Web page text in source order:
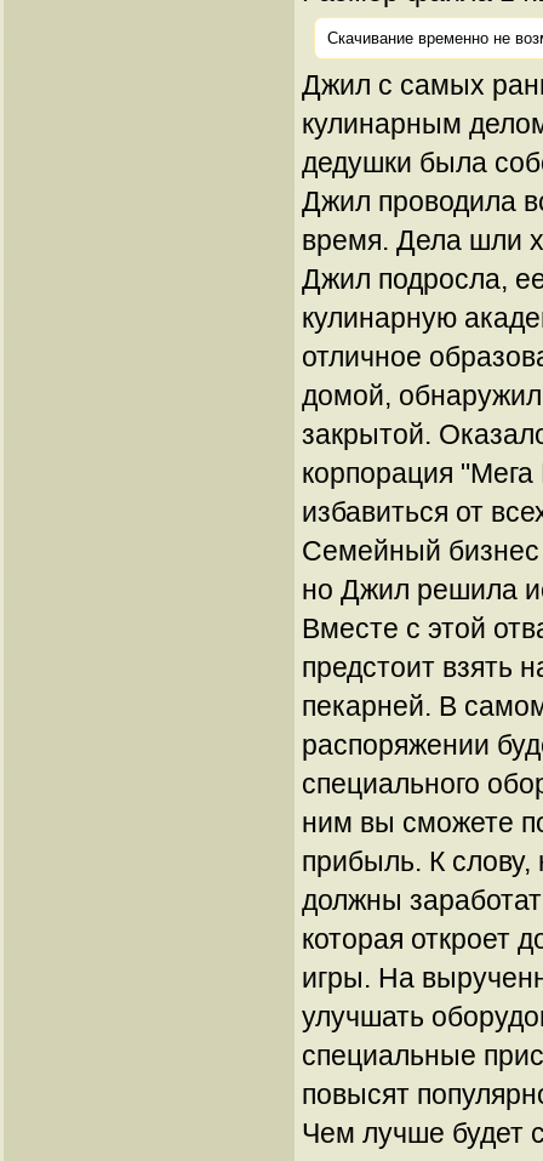
Скачивание временно не
Джил с самых
кулинарным
дедушки была
Джил проводила
время. Дела шли
Джил подросла,
кулинарную
отличное
домой,
закрытой.
корпорация
избавиться от
Семейный бизнес
но Джил решила
Вместе с этой
предстоит взять
пекарней. В
распоряжении
специального
ним вы сможете
прибыль. К
должны
которая откроет
игры. На
улучшать
специальные
повысят
Чем лучше будет